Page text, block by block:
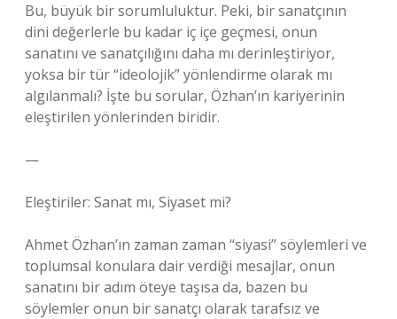
Bu, büyük bir sorumluluktur. Peki, bir sanatçının
dini değerlerle bu kadar iç içe geçmesi, onun
sanatını ve sanatçılığını daha mı derinleştiriyor,
yoksa bir tür “ideolojik” yönlendirme olarak mı
algılanmalı? İşte bu sorular, Özhan’ın kariyerinin
eleştirilen yönlerinden biridir.
—
Eleştiriler: Sanat mı, Siyaset mi?
Ahmet Özhan’ın zaman zaman “siyasi” söylemleri ve
toplumsal konulara dair verdiği mesajlar, onun
sanatını bir adım öteye taşısa da, bazen bu
söylemler onun bir sanatçı olarak tarafsız ve